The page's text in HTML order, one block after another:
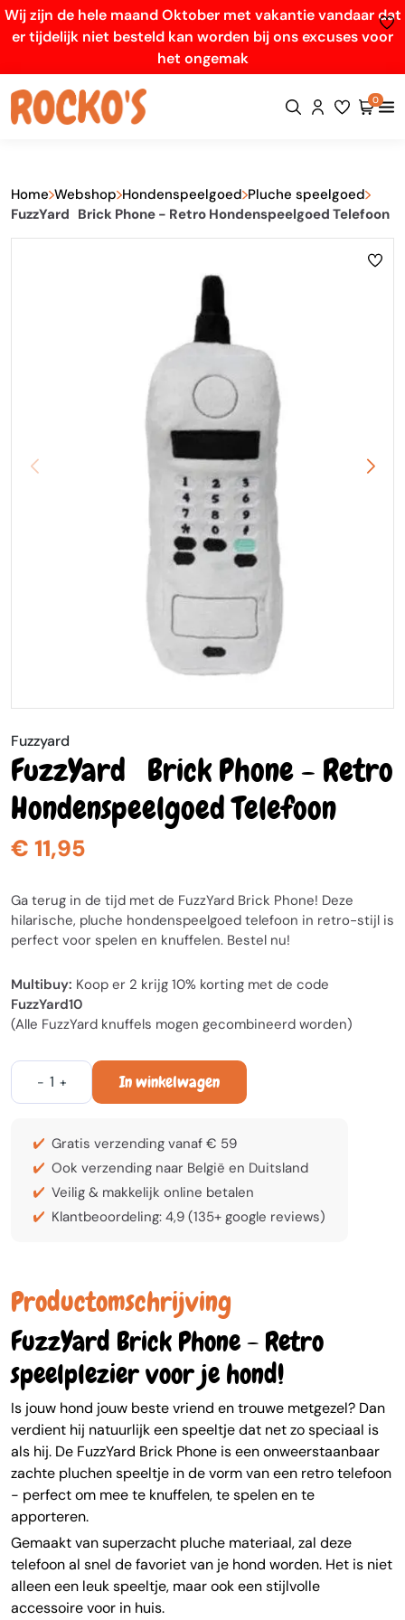
Wij zijn de hele maand Oktober met vakantie vandaar dat
er tijdelijk niet besteld kan worden bij ons excuses voor
het ongemak
0
Home Webshop Hondenspeelgoed Pluche speelgoed
FuzzYard Brick Phone - Retro Hondenspeelgoed Telefoon
Fuzzyard
FuzzYard Brick Phone - Retro
Hondenspeelgoed Telefoon
€ 11,95
Ga terug in de tijd met de FuzzYard Brick Phone! Deze
hilarische, pluche hondenspeelgoed telefoon in retro-stijl is
perfect voor spelen en knuffelen. Bestel nu!
Multibuy: Koop er 2 krijg 10% korting met de code
FuzzYard10
(Alle FuzzYard knuffels mogen gecombineerd worden)
- + In winkelwagen
Gratis verzending vanaf € 59
Ook verzending naar België en Duitsland
Veilig & makkelijk online betalen
Klantbeoordeling: 4,9 (135+ google reviews)
Productomschrijving
FuzzYard Brick Phone - Retro
speelplezier voor je hond!
Is jouw hond jouw beste vriend en trouwe metgezel? Dan
verdient hij natuurlijk een speeltje dat net zo speciaal is
als hij. De FuzzYard Brick Phone is een onweerstaanbaar
zachte pluchen speeltje in de vorm van een retro telefoon
- perfect om mee te knuffelen, te spelen en te
apporteren.
Gemaakt van superzacht pluche materiaal, zal deze
telefoon al snel de favoriet van je hond worden. Het is niet
alleen een leuk speeltje, maar ook een stijlvolle
accessoire voor in huis.